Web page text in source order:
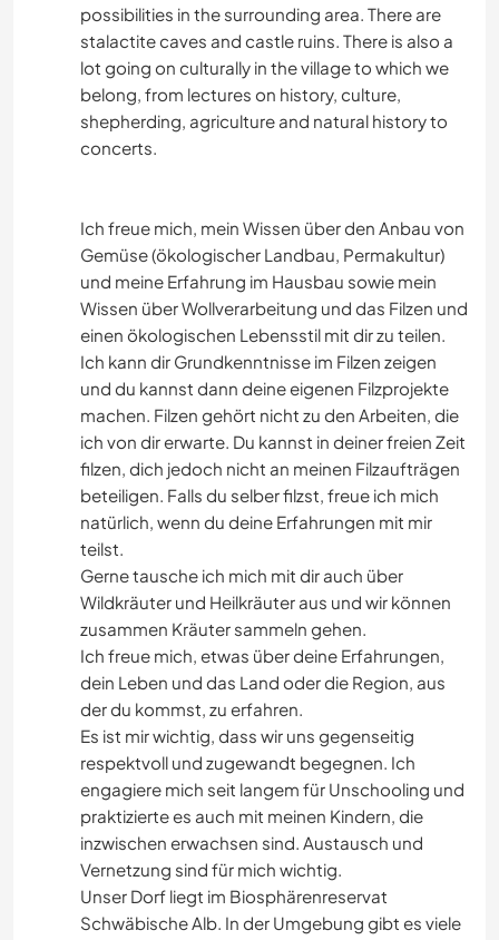
possibilities in the surrounding area. There are
stalactite caves and castle ruins. There is also a
lot going on culturally in the village to which we
belong, from lectures on history, culture,
shepherding, agriculture and natural history to
concerts.
Ich freue mich, mein Wissen über den Anbau von
Gemüse (ökologischer Landbau, Permakultur)
und meine Erfahrung im Hausbau sowie mein
Wissen über Wollverarbeitung und das Filzen und
einen ökologischen Lebensstil mit dir zu teilen.
Ich kann dir Grundkenntnisse im Filzen zeigen
und du kannst dann deine eigenen Filzprojekte
machen. Filzen gehört nicht zu den Arbeiten, die
ich von dir erwarte. Du kannst in deiner freien Zeit
filzen, dich jedoch nicht an meinen Filzaufträgen
beteiligen. Falls du selber filzst, freue ich mich
natürlich, wenn du deine Erfahrungen mit mir
teilst.
Gerne tausche ich mich mit dir auch über
Wildkräuter und Heilkräuter aus und wir können
zusammen Kräuter sammeln gehen.
Ich freue mich, etwas über deine Erfahrungen,
dein Leben und das Land oder die Region, aus
der du kommst, zu erfahren.
Es ist mir wichtig, dass wir uns gegenseitig
respektvoll und zugewandt begegnen. Ich
engagiere mich seit langem für Unschooling und
praktizierte es auch mit meinen Kindern, die
inzwischen erwachsen sind. Austausch und
Vernetzung sind für mich wichtig.
Unser Dorf liegt im Biosphärenreservat
Schwäbische Alb. In der Umgebung gibt es viele